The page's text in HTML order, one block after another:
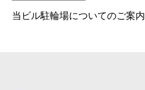
当ビル駐輪場についてのご案内